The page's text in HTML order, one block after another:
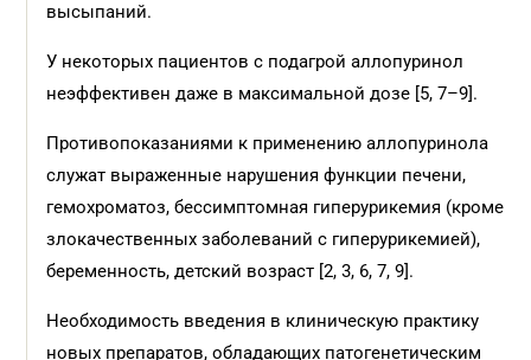
высыпаний.
У некоторых пациентов с подагрой аллопуринол
неэффективен даже в максимальной дозе [5, 7–9].
Противопоказаниями к применению аллопуринола
служат выраженные нарушения функции печени,
гемохроматоз, бессимптомная гиперурикемия (кроме
злокачественных заболеваний с гиперурикемией),
беременность, детский возраст [2, 3, 6, 7, 9].
Необходимость введения в клиническую практику
новых препаратов, обладающих патогенетическим